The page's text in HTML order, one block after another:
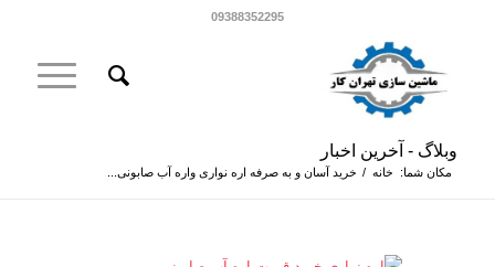
09388352295
وبلاگ - آخرین اخبار
مکان شما: خانه / خرید آسان و به‌ صرفه اره نواری واره آب صابونی...